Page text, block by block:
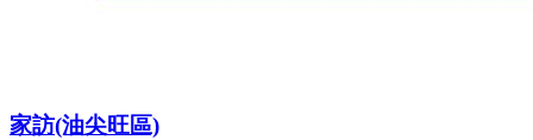
家訪(油尖旺區)